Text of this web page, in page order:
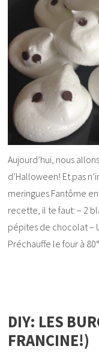
Aujourd’hui, nous
d’Halloween! Et pas
meringues Fantôme
recette, il te faut: – 2
pépites de chocolat –
Préchauffe le four à
DIY: LES
FRANCINE!)